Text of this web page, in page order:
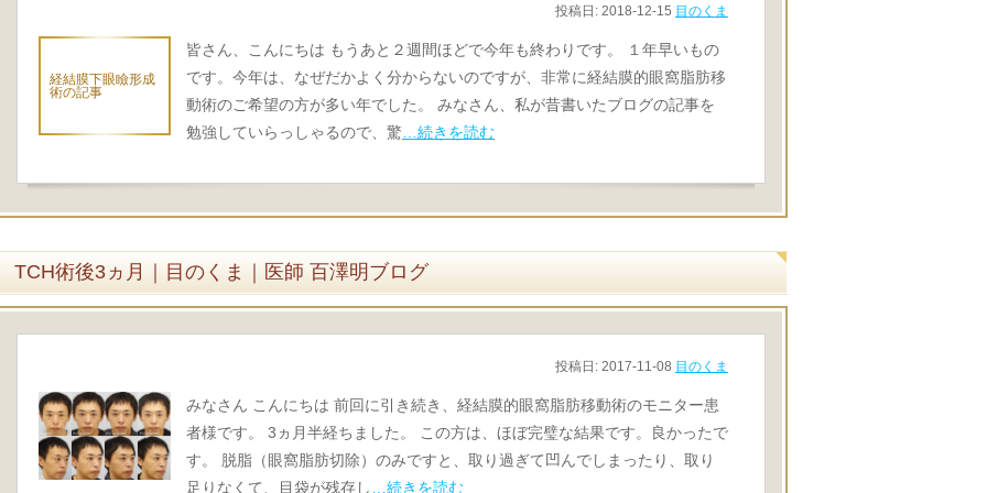
投稿日: 2018-12-15 目のくま
経結膜下眼瞼形成
術の記事
皆さん、こんにちは もうあと２週間ほどで今年も終わりです。 １年早いもの
です。今年は、なぜだかよく分からないのですが、非常に経結膜的眼窩脂肪移
動術のご希望の方が多い年でした。 みなさん、私が昔書いたブログの記事を
勉強していらっしゃるので、驚 …続きを読む
TCH術後3ヵ月｜目のくま｜医師 百澤明ブログ
投稿日: 2017-11-08 目のくま
みなさん こんにちは 前回に引き続き、経結膜的眼窩脂肪移動術のモニター患
者様です。 3ヵ月半経ちました。 この方は、ほぼ完璧な結果です。良かったで
す。 脱脂（眼窩脂肪切除）のみですと、取り過ぎて凹んでしまったり、取り
足りなくて、目袋が残存し
…続きを読む